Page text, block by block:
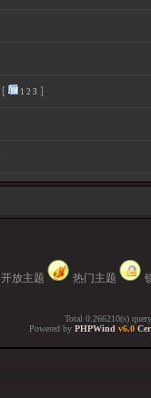
[ 1 2 3 ]
开放主题 热门主题
Total 0.266210(s)
Powered by PHPWind v6.0